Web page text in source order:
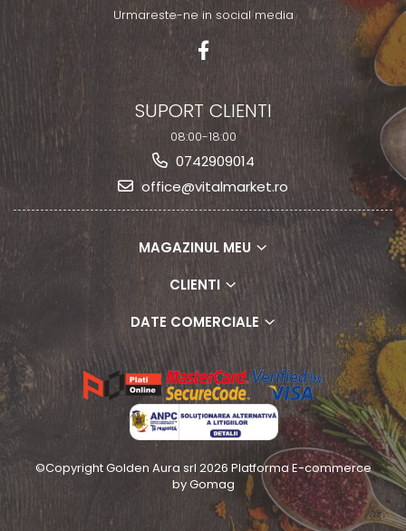
Urmareste-ne in social media
SUPORT CLIENTI
08:00-18:00
0742909014
office@vitalmarket.ro
MAGAZINUL MEU
CLIENTI
DATE COMERCIALE
©Copyright Golden Aura srl 2026 Platforma E-commerce
by Gomag